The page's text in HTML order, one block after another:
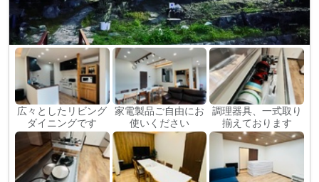
広々としたリビング
ダイニングです
家電製品ご自由にお
使いください
調理器具、一式取り
揃えております